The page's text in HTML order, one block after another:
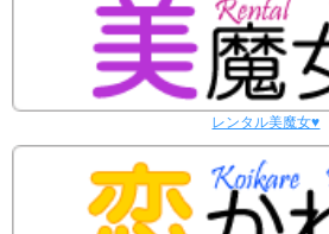
2/16～2/22
レンタル彼女と28回の通常デートがありまし
レンタル彼女と1回のオンラインデートがあり
レンタル彼女と37回の通常デートがありまし
レンタル彼女と0回のオンラインデートがあり
2/2～2/8
レンタル彼女と27回の通常デートがありまし
レンタル彼女と0回のオンラインデートがあ
1/26～2/1
レンタル美魔女♥